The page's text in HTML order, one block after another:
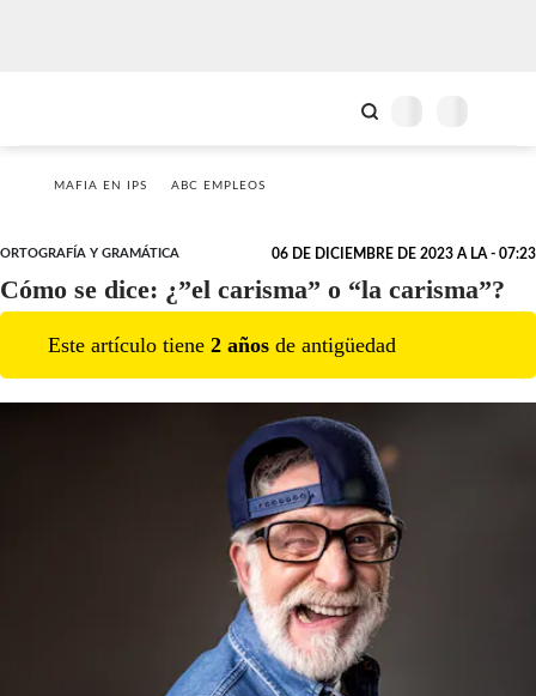
MAFIA EN IPS ABC EMPLEOS
ORTOGRAFÍA Y GRAMÁTICA 06 DE DICIEMBRE DE 2023 A LA - 07:23
Cómo se dice: ¿”el carisma” o “la carisma”?
Este artículo tiene 2 años de antigüedad